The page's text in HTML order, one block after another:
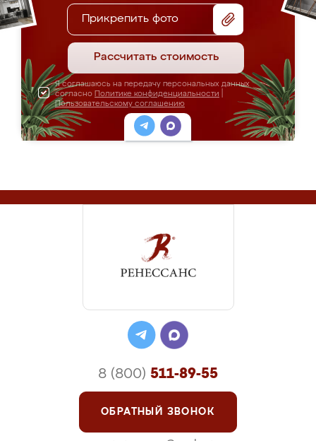
Прикрепить фото
Рассчитать стоимость
Я соглашаюсь на передачу персональных данных
согласно Политике конфиденциальности
Пользовательскому соглашению
8 (800) 511-89-55
ОБРАТНЫЙ ЗВОНОК